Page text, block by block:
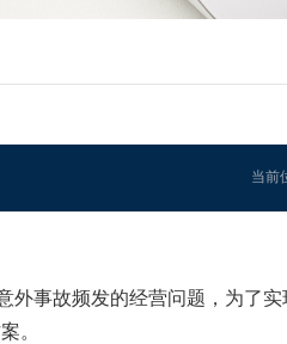
当前
事故频发的经营问题，为了实
。